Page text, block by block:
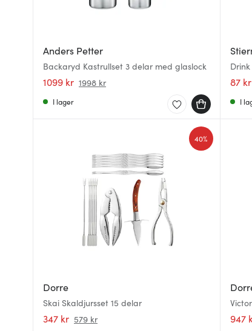
Anders Petter
Backaryd Kastrullset 3 delar med glaslock
1099 kr 1998 kr
I lager
87 kr
I
Dorre
Skai Skaldjursset 15 delar
347 kr 579 kr
40%
947